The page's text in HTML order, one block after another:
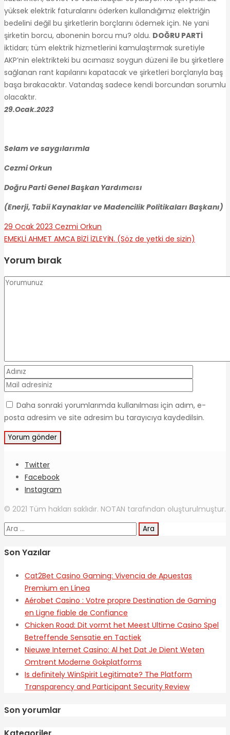
yüksek elektrik faturalarını öderken kullandığımız elektriğin
bedelini değil bu şirketlerin borçlarını ödemek için. Ne yani
şirketin borcu, abonenin borcu mu? oldu. DOĞRU PARTİ
iktidarı; tüm elektrik hizmetlerini kamulaştırmak suretiyle
AKP’nin elektrikteki bu acımasız soygun düzeni ile bu şirketlere
sağlanan rant kapılarını kapatacak ve şirketleri borçlarıyla baş
başa bırakacaktır. Vatandaş sadece kendi borcundan sorumlu
olacaktır.
29.Ocak.2023
Selam ve saygılarımla
Cezmi Orkun
Doğru Parti Genel Başkan Yardımcısı
(Enerji, Tabii Kaynaklar ve Madencilik Politikaları Başkanı)
29 Ocak 2023 Cezmi Orkun
EMEKLİ AHMET AMCA BİZİ İZLEYİN. (Söz de yetki de sizin)
Yorum bırak
Daha sonraki yorumlarımda kullanılması için adım, e-
posta adresim ve site adresim bu tarayıcıya kaydedilsin.
Twitter
Facebook
Instagram
© 2021 Tüm hakları saklıdır. NOTAN tarafından oluşturulmuştur.
Arama:
Son Yazılar
Cat2Bet Casino Gaming: Vivencia de Apuestas
Premium en Línea
Aérobet Casino : Votre propre Destination de Gaming
en Ligne fiable de Confiance
Chicken Road: Dit vormt het Meest Ultime Casino Spel
Betreffende Sensatie en Tactiek
Nieuwe Internet Casino: Al het Dat Je Dient Weten
Omtrent Moderne Gokplatforms
Is definitely WinSpirit Legitimate? The Platform
Transparency and Participant Security Review
Son yorumlar